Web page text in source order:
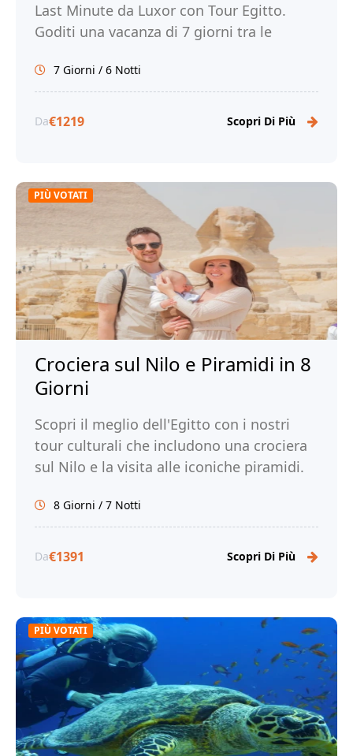
Last Minute da Luxor con Tour Egitto.
Goditi una vacanza di 7 giorni tra le
7 Giorni / 6 Notti
Da€1219 Scopri Di Più
PIÙ VOTATI
Crociera sul Nilo e Piramidi in 8
Giorni
Scopri il meglio dell'Egitto con i nostri
tour culturali che includono una crociera
sul Nilo e la visita alle iconiche piramidi.
Prenota ora con Tour Egitto!
8 Giorni / 7 Notti
Da€1391 Scopri Di Più
PIÙ VOTATI